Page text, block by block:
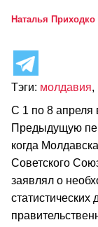
Наталья Приходко
Тэги: молдавия,
С 1 по 8 апреля
Предыдущую
когда
Советского
заявлял о